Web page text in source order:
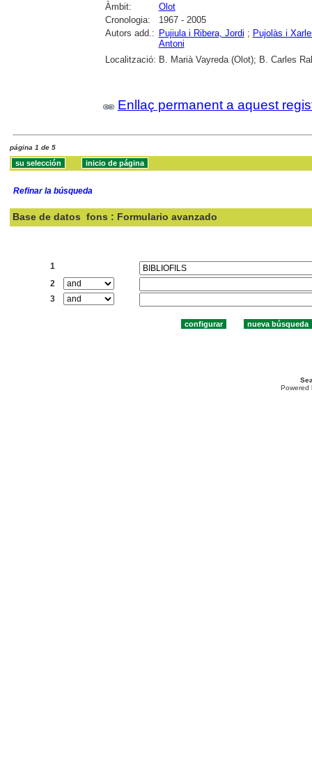
Àmbit:
Olot
Cronologia:
1967 - 2005
Autors add.: Pujiula i Ribera, Jordi ; Pujolàs i
Antoni
Localització: B. Marià Vayreda (Olot); B. Carles
Enllaç permanent a aquest
página 1 de 5
Refinar la búsqueda
Base de datos fons : Formulario avanzado
1
2
3